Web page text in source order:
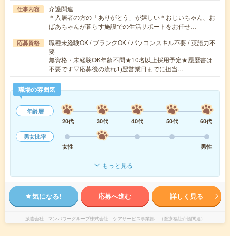
仕事内容
介護関連
＊入居者の方の「ありがとう」が嬉しい＊おじいちゃん、お
ばあちゃんが暮らす施設での生活サポートをお任せ…
応募資格
職種未経験OK / ブランクOK / パソコンスキル不要 / 英語力不
要
無資格・未経験OK年齢不問★10名以上採用予定★履歴書は
不要です▽応募後の流れ1)翌営業日までに担当…
職場の雰囲気
年齢層
20代
30代 40代 50代
60代
男女比率
女性
男性
もっと見る
気になる! 応募へ進む 詳しく見る
派遣会社 マンパワーグループ株式会社 ケアサービス事業部 （医療福祉介護関連）